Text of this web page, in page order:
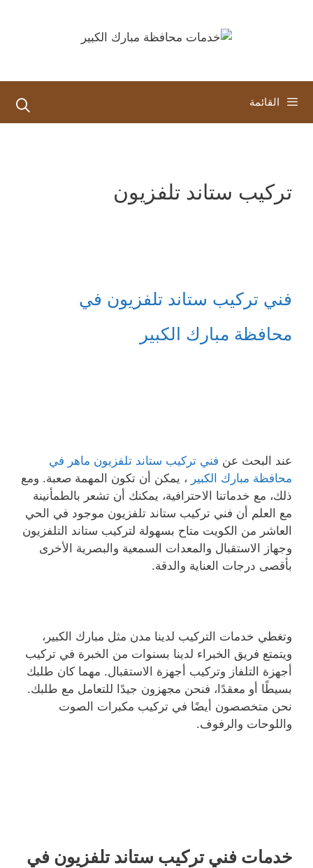
القائمة
تركيب ستاند تلفزيون
فني تركيب ستاند تلفزيون في
محافظة مبارك الكبير
عند البحث عن فني تركيب ستاند تلفزيون ماهر في
محافظة مبارك الكبير ، يمكن أن تكون المهمة صعبة. ومع
ذلك، مع خدماتنا الاحترافية، يمكنك أن تشعر بالطمأنينة
مع العلم أن فني تركيب ستاند تلفزيون موجود في الحي
العاشر من الكويت متاح بسهولة لتركيب ستاند التلفزيون
وجهاز الاستقبال والمعدات السمعية والبصرية الأخرى
بأقصى درجات العناية والدقة.
وتغطي خدمات التركيب لدينا مدن مثل مبارك الكبير،
ويتمتع فريق الخبراء لدينا بسنوات من الخبرة في تركيب
أجهزة التلفاز وتركيب أجهزة الاستقبال. مهما كان طلبك
بسيطًا أو معقدًا، فنحن مجهزون جيدًا للتعامل مع طلبك.
نحن متخصصون أيضًا في تركيب مكبرات الصوت
واللوحات والرفوف.
خدمات فني تركيب ستاند تلفزيون في